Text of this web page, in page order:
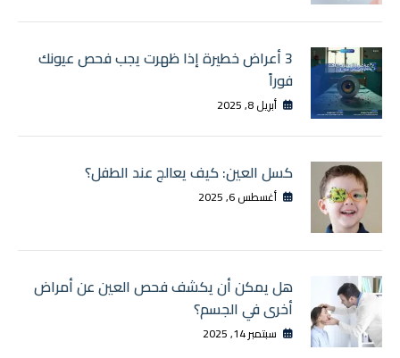
3 أعراض خطيرة إذا ظهرت يجب فحص عيونك
فوراً
أبريل 8, 2025
كسل العين: كيف يعالج عند الطفل؟
أغسطس 6, 2025
هل يمكن أن يكشف فحص العين عن أمراض
أخرى في الجسم؟
سبتمبر 14, 2025